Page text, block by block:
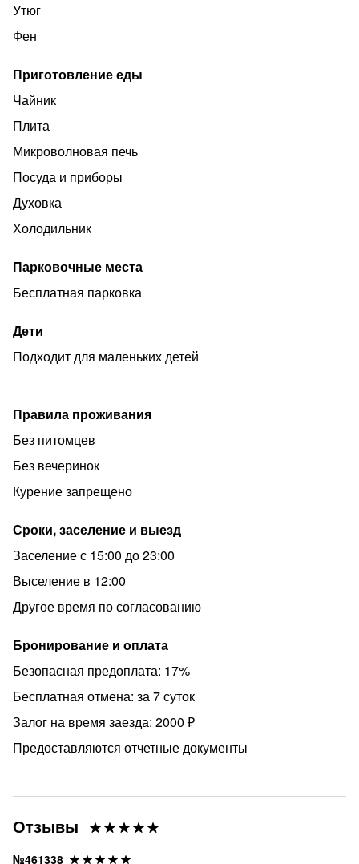
Утюг
Фен
Приготовление еды
Чайник
Плита
Микроволновая печь
Посуда и приборы
Духовка
Холодильник
Парковочные места
Бесплатная парковка
Дети
Подходит для маленьких детей
Правила проживания
Без питомцев
Без вечеринок
Курение запрещено
Сроки, заселение и выезд
Заселение с 15:00 до 23:00
Выселение в 12:00
Другое время по согласованию
Бронирование и оплата
Безопасная предоплата: 17%
Бесплатная отмена: за 7 суток
Залог на время заезда: 2000 ₽
Предоставляются отчетные документы
Отзывы
№461338